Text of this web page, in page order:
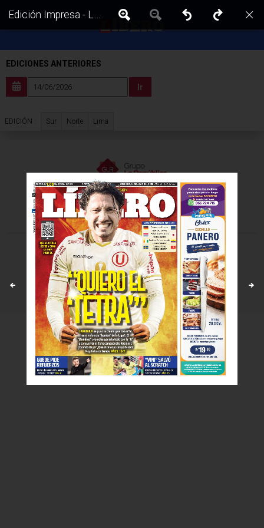
EDICIONES ANTERIORES
Ir
EDICIÓN : Sur Norte Lima
Edición Impresa - Libero | Lima - Domingo 14 de Junio del 2026
VISITA LAS EDICIONES IMPRESAS DE:
©Todos los derechos reservados - 2026
Políticas y estandares Contáctenos